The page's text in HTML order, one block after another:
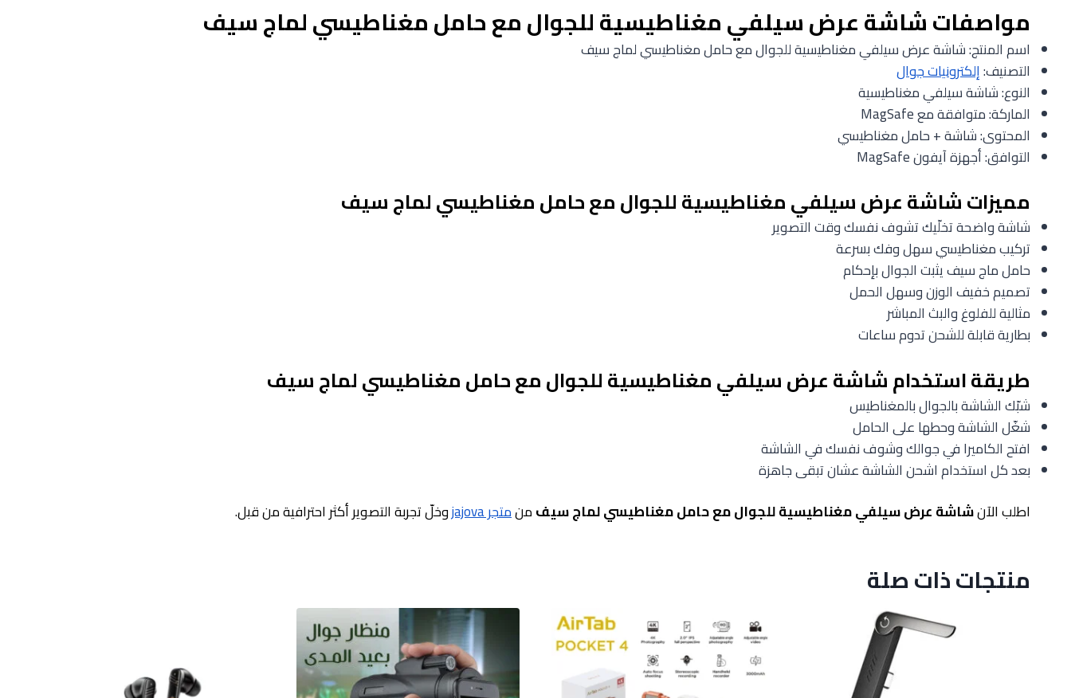
مواصفات شاشة عرض سيلفي مغناطيسية للجوال مع حامل مغناطيسي لماج سيف
اسم المنتج: شاشة عرض سيلفي مغناطيسية للجوال مع حامل مغناطيسي لماج سيف
التصنيف:إلكترونيات جوال
النوع: شاشة سيلفي مغناطيسية
الماركة: متوافقة مع MagSafe
المحتوى: شاشة + حامل مغناطيسي
التوافق: أجهزة آيفون MagSafe
مميزات شاشة عرض سيلفي مغناطيسية للجوال مع حامل مغناطيسي لماج سيف
شاشة واضحة تخلّيك تشوف نفسك وقت التصوير
تركيب مغناطيسي سهل وفك بسرعة
حامل ماج سيف يثبت الجوال بإحكام
تصميم خفيف الوزن وسهل الحمل
مثالية للفلوغ والبث المباشر
بطارية قابلة للشحن تدوم ساعات
طريقة استخدام شاشة عرض سيلفي مغناطيسية للجوال مع حامل مغناطيسي لماج سيف
شبّك الشاشة بالجوال بالمغناطيس
شغّل الشاشة وحطها على الحامل
افتح الكاميرا في جوالك وشوف نفسك في الشاشة
بعد كل استخدام اشحن الشاشة عشان تبقى جاهزة
اطلب الآنشاشة عرض سيلفي مغناطيسية للجوال مع حامل مغناطيسي لماج سيفمنمتجر jajova وخلّ تجربة التصوير أكثر احترافية من قبل.
منتجات ذات صلة